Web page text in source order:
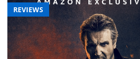
REVIEWS